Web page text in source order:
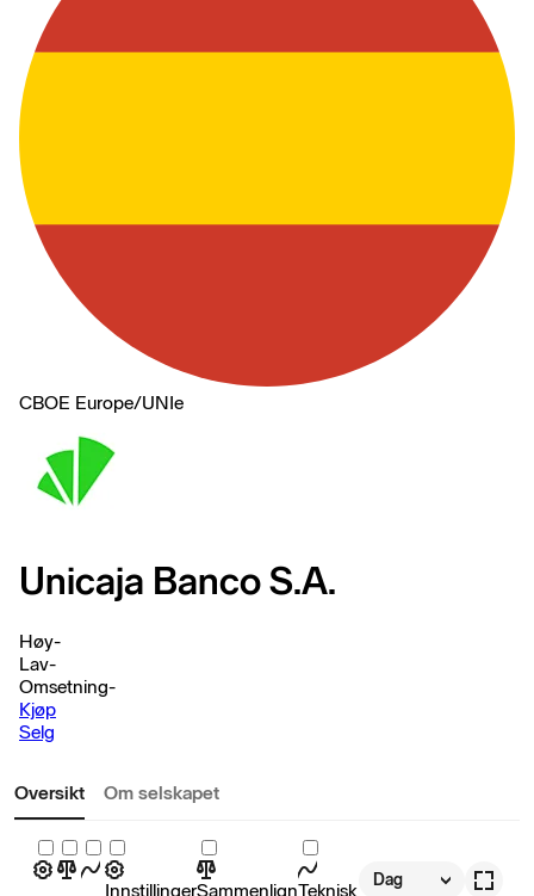
CBOE Europe/UNIe
Unicaja Banco S.A.
Høy-
Lav-
Omsetning-
Kjøp
Selg
Oversikt Om selskapet
InnstillingerSammenlignTeknisk
Dag